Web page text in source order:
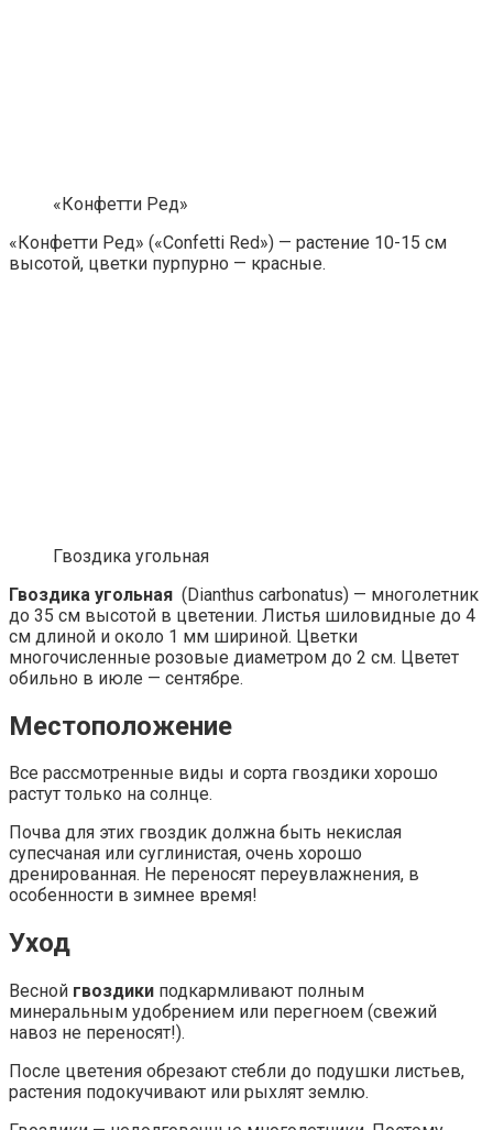
«Конфетти Ред»
«Конфетти Ред» («Confetti Red») — растение 10-15 см
высотой, цветки пурпурно — красные.
Гвоздика угольная
Гвоздика угольная (Dianthus carbonatus) — многолетник
до 35 см высотой в цветении. Листья шиловидные до 4
см длиной и около 1 мм шириной. Цветки
многочисленные розовые диаметром до 2 см. Цветет
обильно в июле — сентябре.
Местоположение
Все рассмотренные виды и сорта гвоздики хорошо
растут только на солнце.
Почва для этих гвоздик должна быть некислая
супесчаная или суглинистая, очень хорошо
дренированная. Не переносят переувлажнения, в
особенности в зимнее время!
Уход
Весной гвоздики подкармливают полным
минеральным удобрением или перегноем (свежий
навоз не переносят!).
После цветения обрезают стебли до подушки листьев,
растения подокучивают или рыхлят землю.